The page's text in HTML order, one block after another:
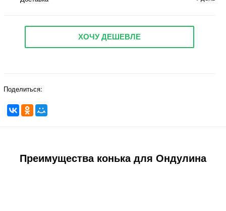
ХОЧУ ДЕШЕВЛЕ
Поделиться:
Преимущества конька для Ондулина